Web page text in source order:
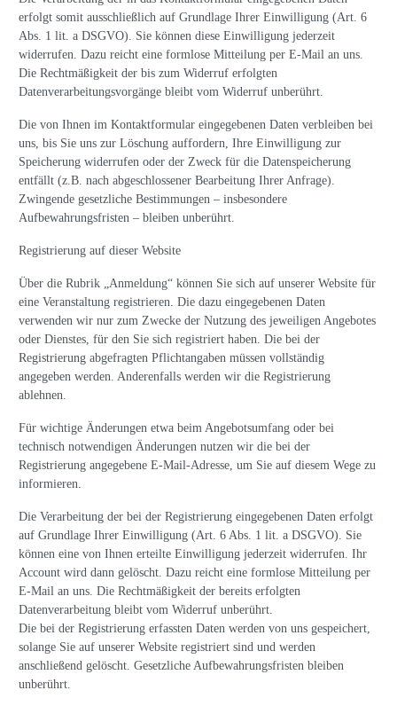
erfolgt somit ausschließlich auf Grundlage Ihrer Einwilligung (Art. 6
Abs. 1 lit. a DSGVO). Sie können diese Einwilligung jederzeit
widerrufen. Dazu reicht eine formlose Mitteilung per E-Mail an uns.
Die Rechtmäßigkeit der bis zum Widerruf erfolgten
Datenverarbeitungsvorgänge bleibt vom Widerruf unberührt.
Die von Ihnen im Kontaktformular eingegebenen Daten verbleiben bei
uns, bis Sie uns zur Löschung auffordern, Ihre Einwilligung zur
Speicherung widerrufen oder der Zweck für die Datenspeicherung
entfällt (z.B. nach abgeschlossener Bearbeitung Ihrer Anfrage).
Zwingende gesetzliche Bestimmungen – insbesondere
Aufbewahrungsfristen – bleiben unberührt.
Registrierung auf dieser Website
Über die Rubrik „Anmeldung“ können Sie sich auf unserer Website für
eine Veranstaltung registrieren. Die dazu eingegebenen Daten
verwenden wir nur zum Zwecke der Nutzung des jeweiligen Angebotes
oder Dienstes, für den Sie sich registriert haben. Die bei der
Registrierung abgefragten Pflichtangaben müssen vollständig
angegeben werden. Anderenfalls werden wir die Registrierung
ablehnen.
Für wichtige Änderungen etwa beim Angebotsumfang oder bei
technisch notwendigen Änderungen nutzen wir die bei der
Registrierung angegebene E-Mail-Adresse, um Sie auf diesem Wege zu
informieren.
Die Verarbeitung der bei der Registrierung eingegebenen Daten erfolgt
auf Grundlage Ihrer Einwilligung (Art. 6 Abs. 1 lit. a DSGVO). Sie
können eine von Ihnen erteilte Einwilligung jederzeit widerrufen. Ihr
Account wird dann gelöscht. Dazu reicht eine formlose Mitteilung per
E-Mail an uns. Die Rechtmäßigkeit der bereits erfolgten
Datenverarbeitung bleibt vom Widerruf unberührt.
Die bei der Registrierung erfassten Daten werden von uns gespeichert,
solange Sie auf unserer Website registriert sind und werden
anschließend gelöscht. Gesetzliche Aufbewahrungsfristen bleiben
unberührt.